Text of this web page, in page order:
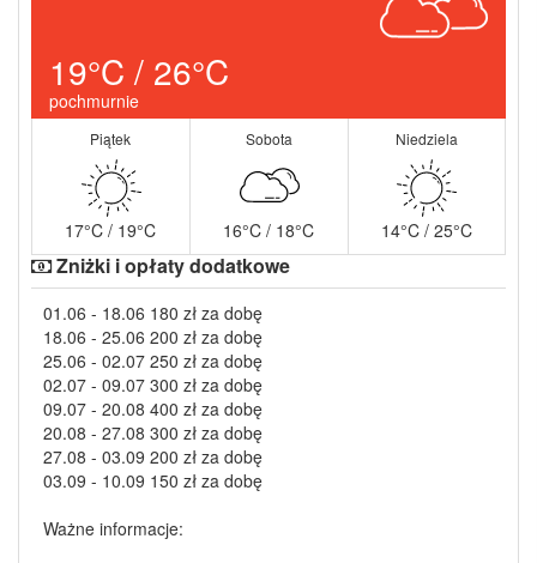
19°C / 26°C
pochmurnie
Piątek
17°C / 19°C
Sobota
16°C / 18°C
Niedziela
14°C / 25°C
Zniżki i opłaty dodatkowe
01.06 - 18.06 180 zł za dobę
18.06 - 25.06 200 zł za dobę
25.06 - 02.07 250 zł za dobę
02.07 - 09.07 300 zł za dobę
09.07 - 20.08 400 zł za dobę
20.08 - 27.08 300 zł za dobę
27.08 - 03.09 200 zł za dobę
03.09 - 10.09 150 zł za dobę
Ważne informacje: